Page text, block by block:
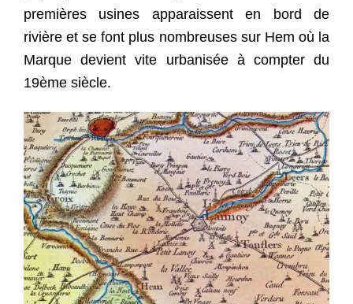
premières usines apparaissent en bord de
rivière et se font plus nombreuses sur Hem où la
Marque devient vite urbanisée à compter du
19ème siècle.